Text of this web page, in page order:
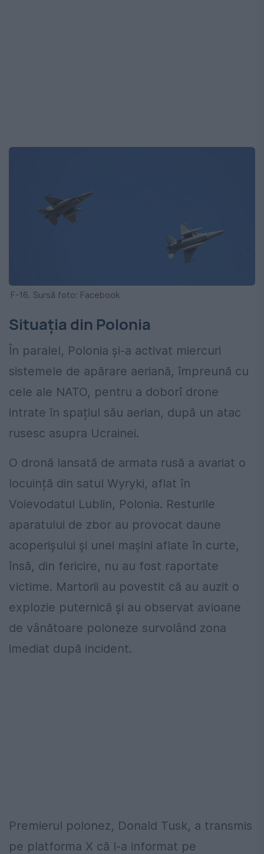
F-16. Sursă foto: Facebook
Situația din Polonia
În paralel, Polonia și-a activat miercuri
sistemele de apărare aeriană, împreună cu
cele ale NATO, pentru a doborî drone
intrate în spațiul său aerian, după un atac
rusesc asupra Ucrainei.
O dronă lansată de armata rusă a avariat o
locuință din satul Wyryki, aflat în
Voievodatul Lublin, Polonia. Resturile
aparatului de zbor au provocat daune
acoperișului și unei mașini aflate în curte,
însă, din fericire, nu au fost raportate
victime. Martorii au povestit că au auzit o
explozie puternică și au observat avioane
de vânătoare poloneze survolând zona
imediat după incident.
Premierul polonez, Donald Tusk, a transmis
pe platforma X că l-a informat pe